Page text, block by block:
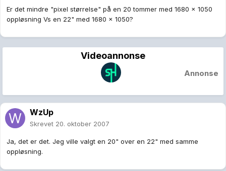
Er det mindre "pixel størrelse" på en 20 tommer med 1680 x 1050
oppløsning Vs en 22" med 1680 x 1050?
Videoannonse
Annonse
WzUp
Skrevet 20. oktober 2007
Ja, det er det. Jeg ville valgt en 20" over en 22" med samme
oppløsning.